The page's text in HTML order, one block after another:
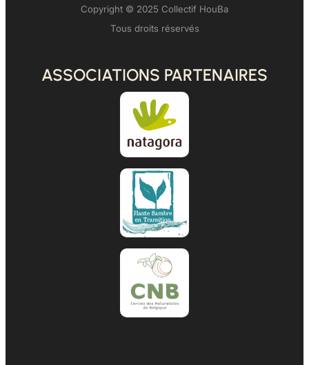
Copyright © 2025 Collectif HouBa
Tous droits réservés
ASSOCIATIONS PARTENAIRES